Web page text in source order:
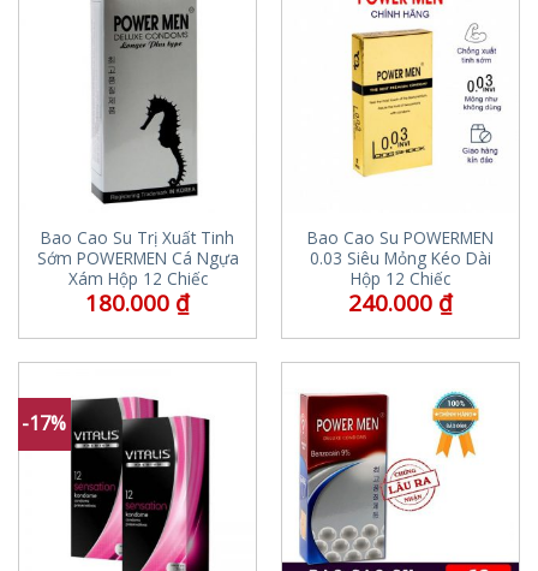
Bao Cao Su Trị Xuất Tinh
Sớm POWERMEN Cá Ngựa
Xám Hộp 12 Chiếc
180.000 ₫
Bao Cao Su POWERMEN
0.03 Siêu Mỏng Kéo Dài
Hộp 12 Chiếc
240.000 ₫
-17%